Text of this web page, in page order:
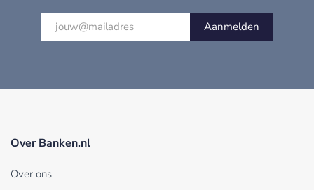
Aanmelden
Over Banken.nl
Over ons